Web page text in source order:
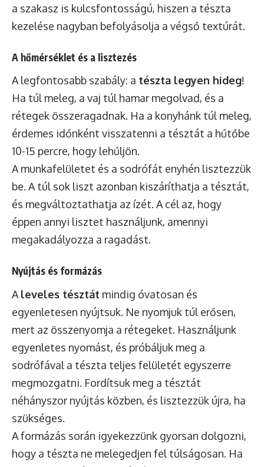
a szakasz is kulcsfontosságú, hiszen a tészta
kezelése nagyban befolyásolja a végső textúrát.
A hőmérséklet és a lisztezés
A legfontosabb szabály: a tészta legyen hideg!
Ha túl meleg, a vaj túl hamar megolvad, és a
rétegek összeragadnak. Ha a konyhánk túl meleg,
érdemes időnként visszatenni a tésztát a hűtőbe
10-15 percre, hogy lehűljön.
A munkafelületet és a sodrófát enyhén lisztezzük
be. A túl sok liszt azonban kiszáríthatja a tésztát,
és megváltoztathatja az ízét. A cél az, hogy
éppen annyi lisztet használjunk, amennyi
megakadályozza a ragadást.
Nyújtás és formázás
A leveles tésztát mindig óvatosan és
egyenletesen nyújtsuk. Ne nyomjuk túl erősen,
mert az összenyomja a rétegeket. Használjunk
egyenletes nyomást, és próbáljuk meg a
sodrófával a tészta teljes felületét egyszerre
megmozgatni. Fordítsuk meg a tésztát
néhányszor nyújtás közben, és lisztezzük újra, ha
szükséges.
A formázás során igyekezzünk gyorsan dolgozni,
hogy a tészta ne melegedjen fel túlságosan. Ha